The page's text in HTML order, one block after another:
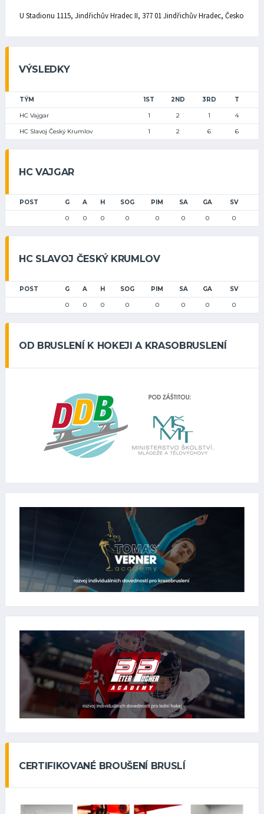
U Stadionu 1115, Jindřichův Hradec II, 377 01 Jindřichův Hradec, Česko
VÝSLEDKY
TÝM 1ST 2ND 3RD T
HC Vajgar 1 2 1 4
HC Slavoj Český Krumlov 1 2 6 6
HC VAJGAR
POST G A H SOG PIM SA GA SV
0 0 0 0 0 0 0 0
HC SLAVOJ ČESKÝ KRUMLOV
POST G A H SOG PIM SA GA SV
0 0 0 0 0 0 0 0
OD BRUSLENÍ K HOKEJI A KRASOBRUSLENÍ
CERTIFIKOVANÉ BROUŠENÍ BRUSLÍ